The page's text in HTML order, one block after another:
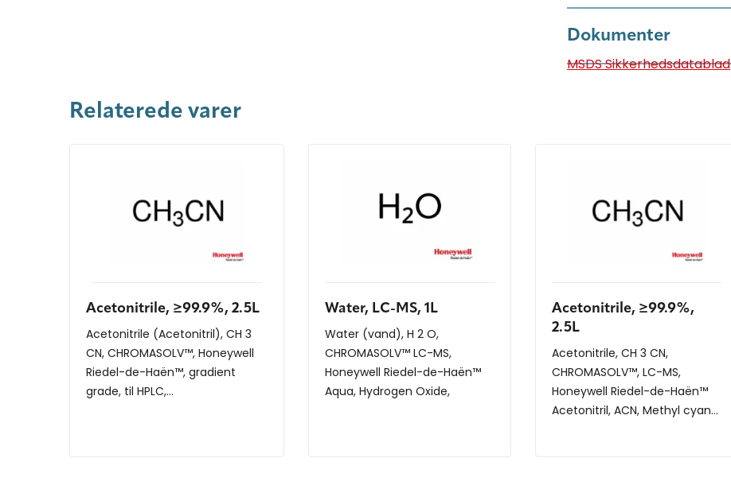
Dokumenter
MSDS Sikkerhedsdatablad
Relaterede varer
Acetonitrile, ≥99.9%, 2.5L
Acetonitrile (Acetonitril), CH 3
CN, CHROMASOLV™, Honeywell
Riedel-de-Haën™, gradient
grade, til HPLC,...
Water, LC-MS, 1L
Water (vand), H 2 O,
CHROMASOLV™ LC-MS,
Honeywell Riedel-de-Haën™
Aqua, Hydrogen Oxide,
Acetonitrile, ≥99.9%,
2.5L
Acetonitrile, CH 3 CN,
CHROMASOLV™, LC-MS,
Honeywell Riedel-de-Haën™
Acetonitril, ACN, Methyl cyan...